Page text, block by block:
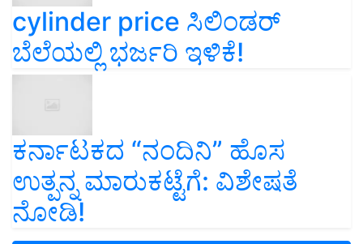
cylinder price ಸಿಲಿಂಡರ್‌
ಬೆಲೆಯಲ್ಲಿ ಭರ್ಜರಿ ಇಳಿಕೆ!
ಕರ್ನಾಟಕದ “ನಂದಿನಿ” ಹೊಸ
ಉತ್ಪನ್ನ ಮಾರುಕಟ್ಟೆಗೆ: ವಿಶೇಷತೆ
ನೋಡಿ!